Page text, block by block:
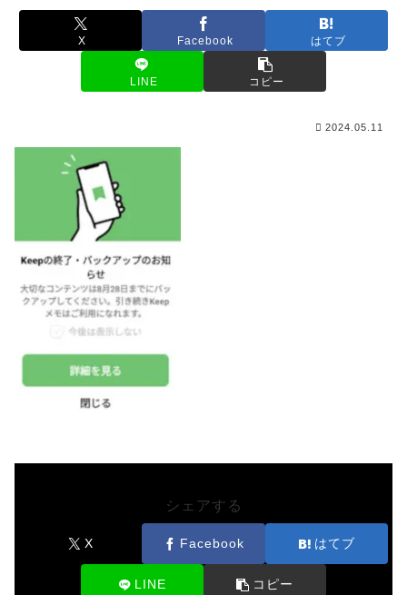
X Facebook はてブ
LINE コピー
2024.05.11
シェアする
X Facebook はてブ
LINE コピー